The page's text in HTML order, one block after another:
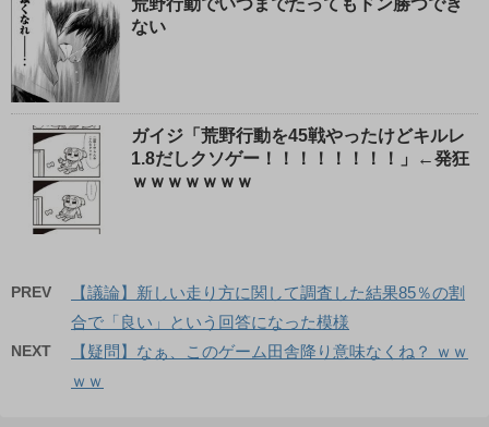
荒野行動でいつまでたってもドン勝つでき
ない
ガイジ「荒野行動を45戦やったけどキルレ
1.8だしクソゲー！！！！！！！！」←発狂
ｗｗｗｗｗｗｗ
PREV
【議論】新しい走り方に関して調査した結果85％の割
合で「良い」という回答になった模様
NEXT
【疑問】なぁ、このゲーム田舎降り意味なくね？ ｗｗ
ｗｗ